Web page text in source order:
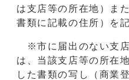
は支店等の所在地）ま
書類に記載の住所）を
※市に届出のない支店
は、当該支店等の所在
した書類の写し（商業